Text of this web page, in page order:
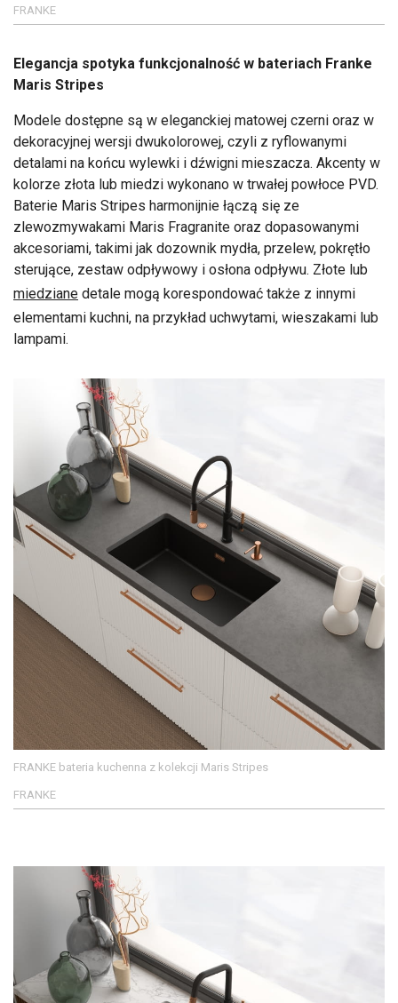
FRANKE
Elegancja spotyka funkcjonalność w bateriach Franke
Maris Stripes
Modele dostępne są w eleganckiej matowej czerni oraz w
dekoracyjnej wersji dwukolorowej, czyli z ryflowanymi
detalami na końcu wylewki i dźwigni mieszacza. Akcenty w
kolorze złota lub miedzi wykonano w trwałej powłoce PVD.
Baterie Maris Stripes harmonijnie łączą się ze
zlewozmywakami Maris Fragranite oraz dopasowanymi
akcesoriami, takimi jak dozownik mydła, przelew, pokrętło
sterujące, zestaw odpływowy i osłona odpływu. Złote lub
miedziane detale mogą korespondować także z innymi
elementami kuchni, na przykład uchwytami, wieszakami lub
lampami.
FRANKE bateria kuchenna z kolekcji Maris Stripes
FRANKE